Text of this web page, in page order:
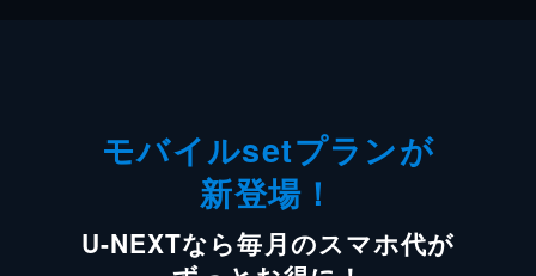
モバイルsetプランが
新登場！
U-NEXTなら毎月のスマホ代が